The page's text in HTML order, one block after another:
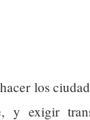
los
y exigir